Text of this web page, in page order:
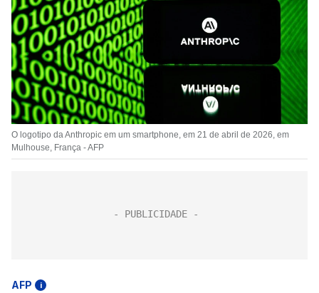
O logotipo da Anthropic em um smartphone, em 21 de abril de 2026, em
Mulhouse, França - AFP
AFP i